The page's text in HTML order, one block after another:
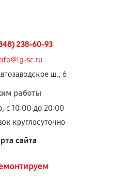
238-60-93
sc.ru
ш., 6
работы
с 10:00 до 20:00
круглосуточно
сайта